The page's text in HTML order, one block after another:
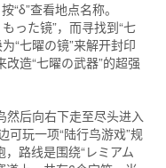
[登陆] [注册]
“δ”查看地点名称。
った镜”，而寻找到“七
“七曜の镜”来解开封印
改造“七曜の武器”的超强
然后向右下走至尽头进入
可玩一项“陆行鸟游戏”规
路线是围绕“レミアム